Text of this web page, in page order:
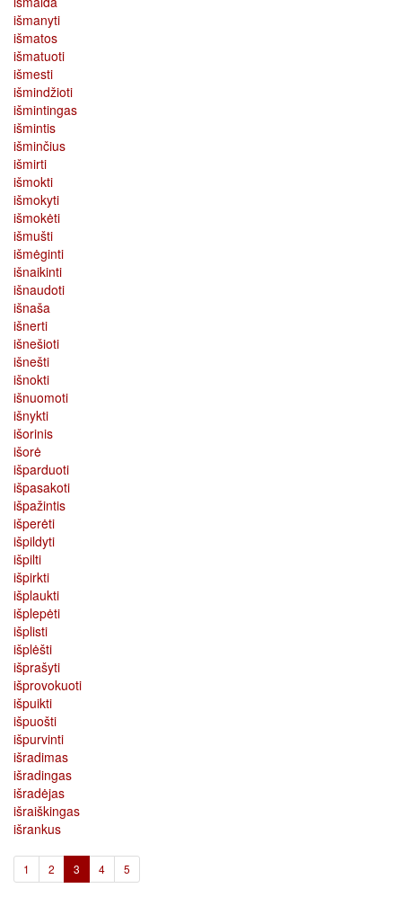
išmanyti
išmatos
išmatuoti
išmesti
išmindžioti
išmintingas
išmintis
išminčius
išmirti
išmokti
išmokyti
išmokėti
išmušti
išmėginti
išnaikinti
išnaudoti
išnaša
išnerti
išnešioti
išnešti
išnokti
išnuomoti
išnykti
išorinis
išorė
išparduoti
išpasakoti
išpažintis
išperėti
išpildyti
išpilti
išpirkti
išplaukti
išplepėti
išplisti
išplėšti
išprašyti
išprovokuoti
išpuikti
išpuošti
išpurvinti
išradimas
išradingas
išradėjas
išraiškingas
išrankus
1 2 3 (current)
4 5